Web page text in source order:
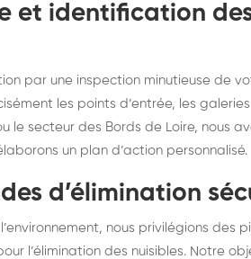
et identification
par une inspection minutieuse de
les points d’entrée, les
le secteur des Bords de Loire, nous
un plan d’action personnalisé.
d’élimination
nous privilégions des
l’élimination des nuisibles. Notre